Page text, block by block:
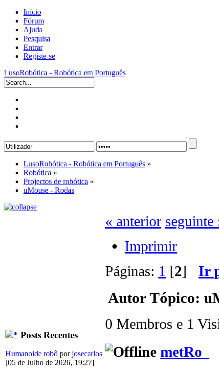
Início
Fórum
Ajuda
Pesquisa
Entrar
Registe-se
LusoRobótica - Robótica em Português
LusoRobótica - Robótica em Português »
Robótica »
Projectos de robótica »
uMouse - Rodas
Posts Recentes
Humanoide robô porjosecarlos
[05 de Julho de 2026, 19:27]
« anterior seguinte
Imprimir
Páginas: 1 [2] Ir
AutorTópico:
0 Membros e 1
metRo_